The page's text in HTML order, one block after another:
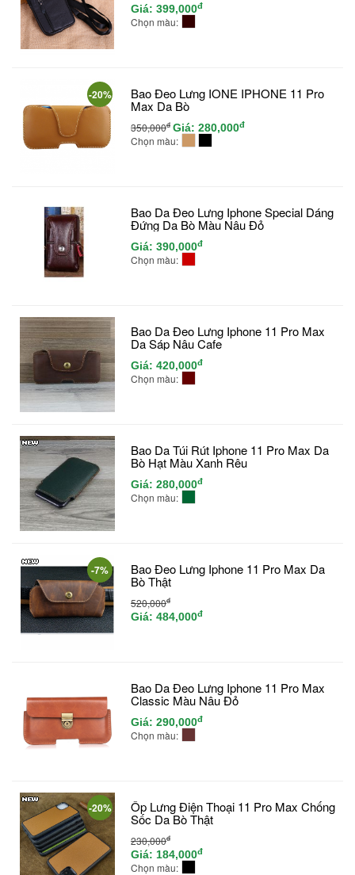
Giá: 399,000đ
Chọn màu:
-20% Bao Đeo Lưng IONE IPHONE 11 Pro
Max Da Bò
350,000đ Giá: 280,000đ
Chọn màu:
Bao Da Đeo Lưng Iphone Special Dáng
Đứng Da Bò Màu Nâu Đỏ
Giá: 390,000đ
Chọn màu:
Bao Da Đeo Lưng Iphone 11 Pro Max
Da Sáp Nâu Cafe
Giá: 420,000đ
Chọn màu:
Bao Da Túi Rút Iphone 11 Pro Max Da
Bò Hạt Màu Xanh Rêu
Giá: 280,000đ
Chọn màu:
-7% Bao Đeo Lưng Iphone 11 Pro Max Da
Bò Thật
520,000đ
Giá: 484,000đ
Bao Da Đeo Lưng Iphone 11 Pro Max
Classic Màu Nâu Đỏ
Giá: 290,000đ
Chọn màu:
-20% Ốp Lưng Điện Thoại 11 Pro Max Chống
Sốc Da Bò Thật
230,000đ
Giá: 184,000đ
Chọn màu: